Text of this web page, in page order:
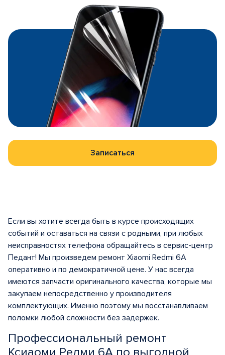
Записаться
Если вы хотите всегда быть в курсе происходящих
событий и оставаться на связи с родными, при любых
неисправностях телефона обращайтесь в сервис-центр
Педант! Мы произведем ремонт Xiaomi Redmi 6A
оперативно и по демократичной цене. У нас всегда
имеются запчасти оригинального качества, которые мы
закупаем непосредственно у производителя
комплектующих. Именно поэтому мы восстанавливаем
поломки любой сложности без задержек.
Профессиональный ремонт